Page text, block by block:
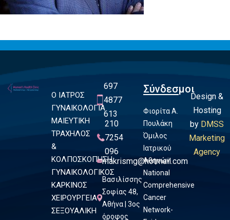
Ο ΙΑΤΡΟΣ
ΓΥΝΑΙΚΟΛΟΓΙΑ
ΜΑΙΕΥΤΙΚΗ
ΤΡΑΧΗΛΟΣ
&
ΚΟΛΠΟΣΚΟΠΗΣΗ
ΓΥΝΑΙΚΟΛΟΓΙΚΟΣ
ΚΑΡΚΙΝΟΣ
ΧΕΙΡΟΥΡΓΕΙΑ
ΣΕΞΟΥΑΛΙΚΗ
697
4877
613
210
7254
096
makrismg@hotmail.com
Βασιλίσσης
Σοφίας 48,
Αθήνα | 3ος
όροφος
Σύνδεσμοι
Φιορίτα Α.
Πουλάκη
Όμιλος
Ιατρικού
Αθηνών
National
Comprehensive
Cancer
Network-
Design &
Hosting
by DMSS
Marketing
Agency